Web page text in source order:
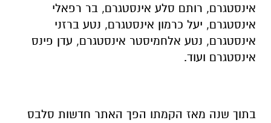
אינסטגרם, רותם סלע אינסטגרם, בר רפאלי
אינסטגרם, יעל כרמון אינסטגרם, נטע ברזני
אינסטגרם, נטע אלחמיסטר אינסטגרם, עדן פינס
אינסטגרם ועוד.
בתוך שנה מאז הקמתו הפך האתר חדשות סלבס